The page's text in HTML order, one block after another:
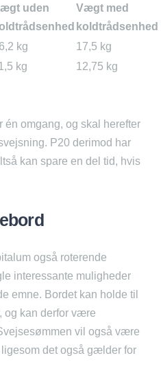
uden
Vægt med
koldtrådsenhed
kg
17,5 kg
kg 12,75 kg
én omgang, og skal herefter
P20 derimod har
kan spare en del tid, hvis
også roterende
interessante muligheder
emne. Bordet kan holde til
og kan derfor være
vil også være
det også gælder for